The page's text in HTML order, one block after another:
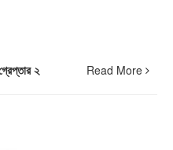
২ Read More